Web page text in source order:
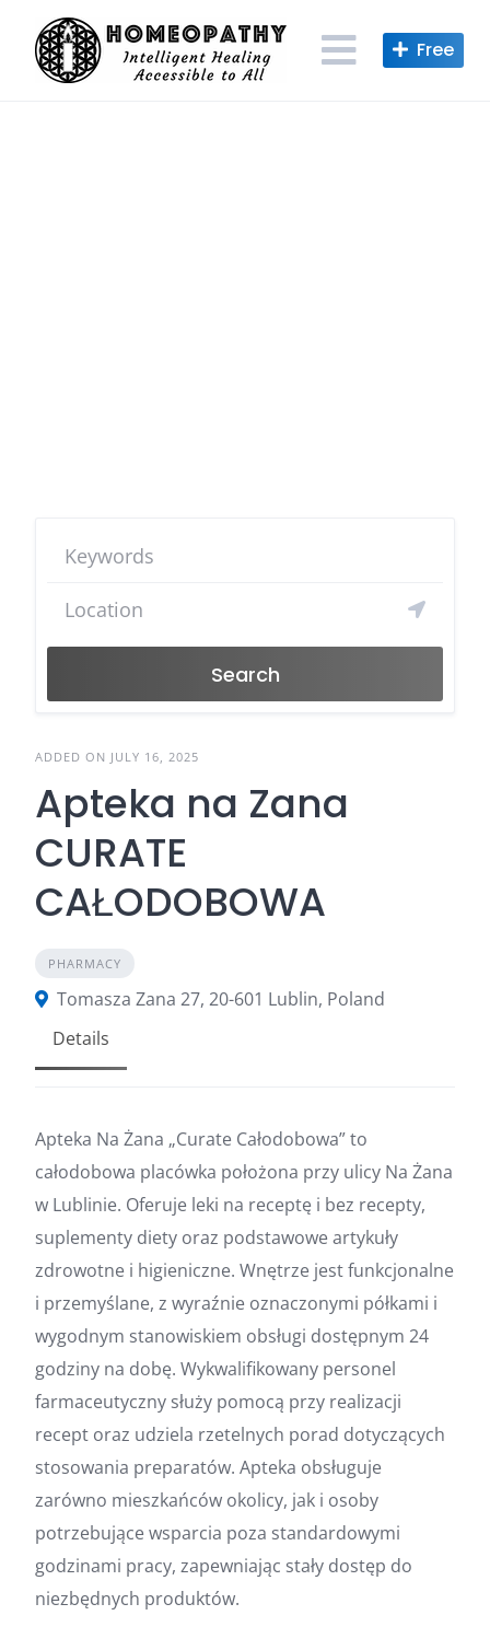
content
Search
ADDED ON JULY 16, 2025
Apteka na Zana
CURATE
CAŁODOBOWA
PHARMACY
Tomasza Zana 27, 20-601 Lublin, Poland
Details
Apteka Na Żana „Curate Całodobowa” to
całodobowa placówka położona przy ulicy Na Żana
w Lublinie. Oferuje leki na receptę i bez recepty,
suplementy diety oraz podstawowe artykuły
zdrowotne i higieniczne. Wnętrze jest funkcjonalne
i przemyślane, z wyraźnie oznaczonymi półkami i
wygodnym stanowiskiem obsługi dostępnym 24
godziny na dobę. Wykwalifikowany personel
farmaceutyczny służy pomocą przy realizacji
recept oraz udziela rzetelnych porad dotyczących
stosowania preparatów. Apteka obsługuje
zarówno mieszkańców okolicy, jak i osoby
potrzebujące wsparcia poza standardowymi
godzinami pracy, zapewniając stały dostęp do
niezbędnych produktów.